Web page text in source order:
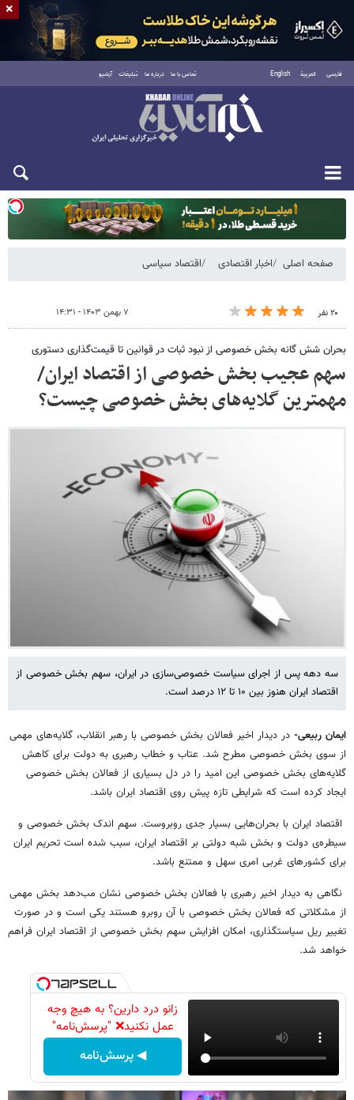
فارسی العربية English تماس با ما درباره ما تبلیغات آرشیو
یکشنبه ۱۸ مرداد ۱۴۰۵
صفحه اصلی اخبار اقتصادی اقتصاد سیاسی
۲۰ نفر ۷ بهمن ۱۴۰۳ - ۱۴:۳۱
بحران شش گانه بخش خصوصی از نبود ثبات در قوانین تا قیمت‌گذاری دستوری
سهم عجیب بخش خصوصی از اقتصاد ایران/
مهمترین گلایه‌های بخش خصوصی چیست؟
سه دهه پس از اجرای سیاست خصوصی‌سازی در ایران، سهم بخش خصوصی از
اقتصاد ایران هنوز بین ۱۰ تا ۱۲ درصد است.
ایمان ربیعی- در دیدار اخیر فعالان بخش خصوصی با رهبر انقلاب، گلایه‌های مهمی
از سوی بخش خصوصی مطرح شد. عتاب و خطاب رهبری به دولت برای کاهش
گلایه‌های بخش خصوصی این امید را در دل بسیاری از فعالان بخش خصوصی
ایجاد کرده است که شرایطی تازه پیش روی اقتصاد ایران باشد.
اقتصاد ایران با بحران‌هایی بسیار جدی روبروست. سهم اندک بخش خصوصی و
سیطره‌ی دولت و بخش شبه دولتی بر اقتصاد ایران، سبب شده است تحریم ایران
برای کشورهای غربی امری سهل و ممتنع باشد.
نگاهی به دیدار اخیر رهبری با فعالان بخش خصوصی نشان مب‌دهد بخش مهمی
از مشکلاتی که فعالان بخش خصوصی با آن روبرو هستند یکی است و در صورت
تغییر ریل سیاستگذاری، امکان افزایش سهم بخش خصوصی از اقتصاد ایران فراهم
خواهد شد.
زانو درد دارین؟ به هیچ وجه
عمل نکنید❌ "پرسش‌نامه"
◀ پرسش‌نامه
×